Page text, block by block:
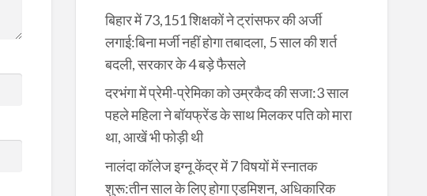
बिहार में 73,151 शिक्षकों ने ट्रांसफर की अर्जी
लगाई:बिना मर्जी नहीं होगा तबादला, 5 साल की शर्त
बदली, सरकार के 4 बड़े फैसले
दरभंगा में प्रेमी-प्रेमिका को उम्रकैद की सजा:3 साल
पहले महिला ने बॉयफ्रेंड के साथ मिलकर पति को मारा
था, आखें भी फोड़ी थी
नालंदा कॉलेज इग्नू केंद्र में 7 विषयों में स्नातक
शुरू:तीन साल के लिए होगा एडमिशन, अधिकारिक